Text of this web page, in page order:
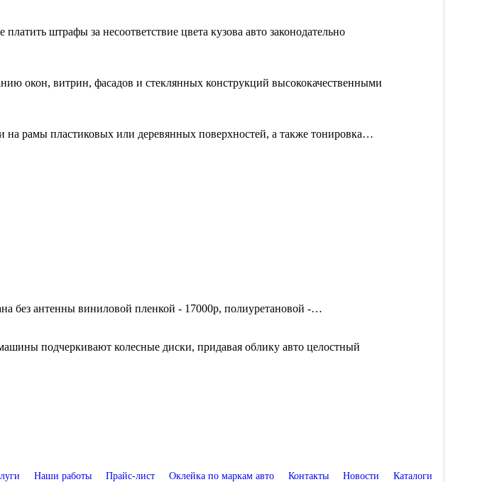
штрафы за несоответствие цвета кузова авто законодательно
окон, витрин, фасадов и стеклянных конструкций высококачественными
рамы пластиковых или деревянных поверхностей, а также тонировка…
без антенны виниловой пленкой - 17000р, полиуретановой -…
подчеркивают колесные диски, придавая облику авто целостный
Наши работы Прайс-лист Оклейка по маркам авто Контакты Новости Каталоги